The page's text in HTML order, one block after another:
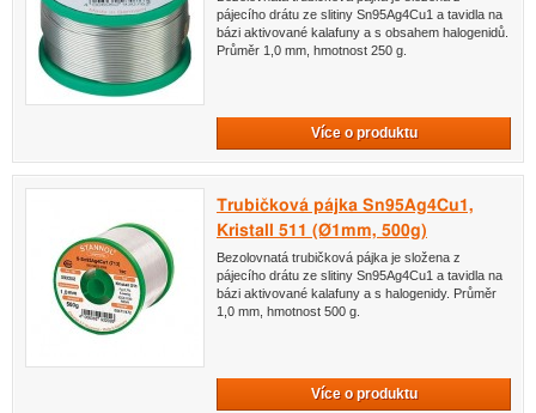
pájecího drátu ze slitiny Sn95Ag4Cu1 a tavidla na
bázi aktivované kalafuny a s obsahem halogenidů.
Průměr 1,0 mm, hmotnost 250 g.
Více o produktu
Trubičková pájka Sn95Ag4Cu1,
Kristall 511 (Ø1mm, 500g)
Bezolovnatá trubičková pájka je složena z
pájecího drátu ze slitiny Sn95Ag4Cu1 a tavidla na
bázi aktivované kalafuny a s halogenidy. Průměr
1,0 mm, hmotnost 500 g.
Více o produktu